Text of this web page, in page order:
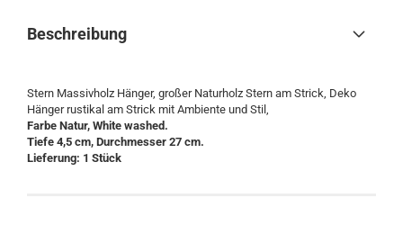
Beschreibung
Stern Massivholz Hänger, großer Naturholz Stern am Strick, Deko
Hänger rustikal am Strick mit Ambiente und Stil,
Farbe Natur, White washed.
Tiefe 4,5 cm, Durchmesser 27 cm.
Lieferung: 1 Stück